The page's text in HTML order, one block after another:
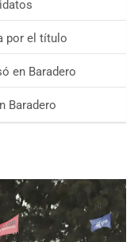
por el título
en Baradero
Baradero